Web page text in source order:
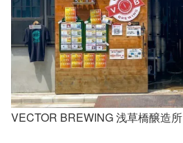
VECTOR BREWING 浅草橋醸造所